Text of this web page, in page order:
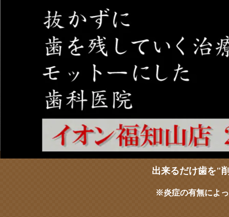
出来るだけ歯を"
※炎症の有無によ